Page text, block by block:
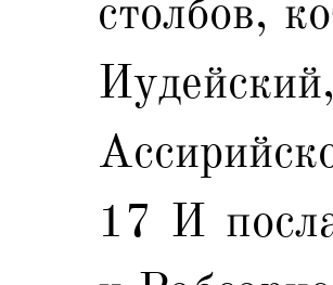
столбов,
17 И